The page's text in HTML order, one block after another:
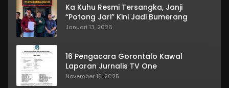
Ka Kuhu Resmi Tersangka, Janji
“Potong Jari” Kini Jadi Bumerang
Januari 13, 2026
16 Pengacara Gorontalo Kawal
Laporan Jurnalis TV One
November 15, 2025